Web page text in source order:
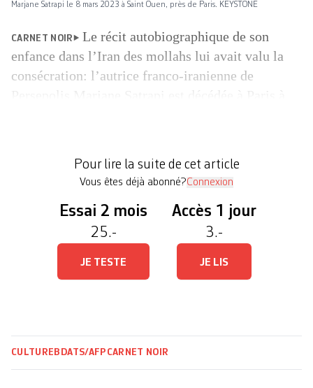
Marjane Satrapi le 8 mars 2023 à Saint Ouen, près de Paris. KEYSTONE
CARNET NOIR
Le récit autobiographique de son
enfance dans l’Iran des mollahs lui avait valu la
consécration: l’autrice franco-iranienne de
décès de […]
Pour lire la suite de cet article
Vous êtes déjà abonné?Connexion
Essai 2 mois
25.-
JE TESTE
Accès 1 jour
3.-
JE LIS
CULTURE BDATS/AFP CARNET NOIR